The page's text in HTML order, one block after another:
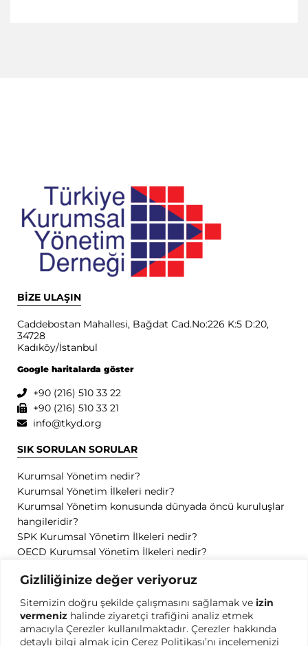
Gizliliğinize değer veriyoruz
Sitemizin doğru şekilde çalışmasını sağlamak ve izin
vermeniz halinde ziyaretçi trafiğini analiz etmek
amacıyla Çerezler kullanılmaktadır. Çerezler hakkında
detaylı bilgi almak için Çerez Politikası’nı incelemenizi
BİZE ULAŞIN
Caddebostan Mahallesi, Bağdat Cad.No:226 K:5 D:20,
34728
Kadıköy/İstanbul
Google haritalarda göster
+90 (216) 510 33 22
+90 (216) 510 33 21
info@tkyd.org
SIK SORULAN SORULAR
Kurumsal Yönetim nedir?
Kurumsal Yönetim İlkeleri nedir?
Kurumsal Yönetim konusunda dünyada öncü kuruluşlar
hangileridir?
SPK Kurumsal Yönetim İlkeleri nedir?
OECD Kurumsal Yönetim İlkeleri nedir?
GİZLİLİK
Gizlilik Politikası
Kullanım Koşulları
Kişisel Verilerin Korunması